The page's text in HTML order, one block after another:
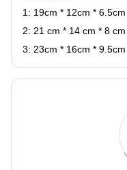
1: 19cm * 12cm * 6.5cm
2: 21 cm * 14 cm * 8 cm
3: 23cm * 16cm * 9.5cm